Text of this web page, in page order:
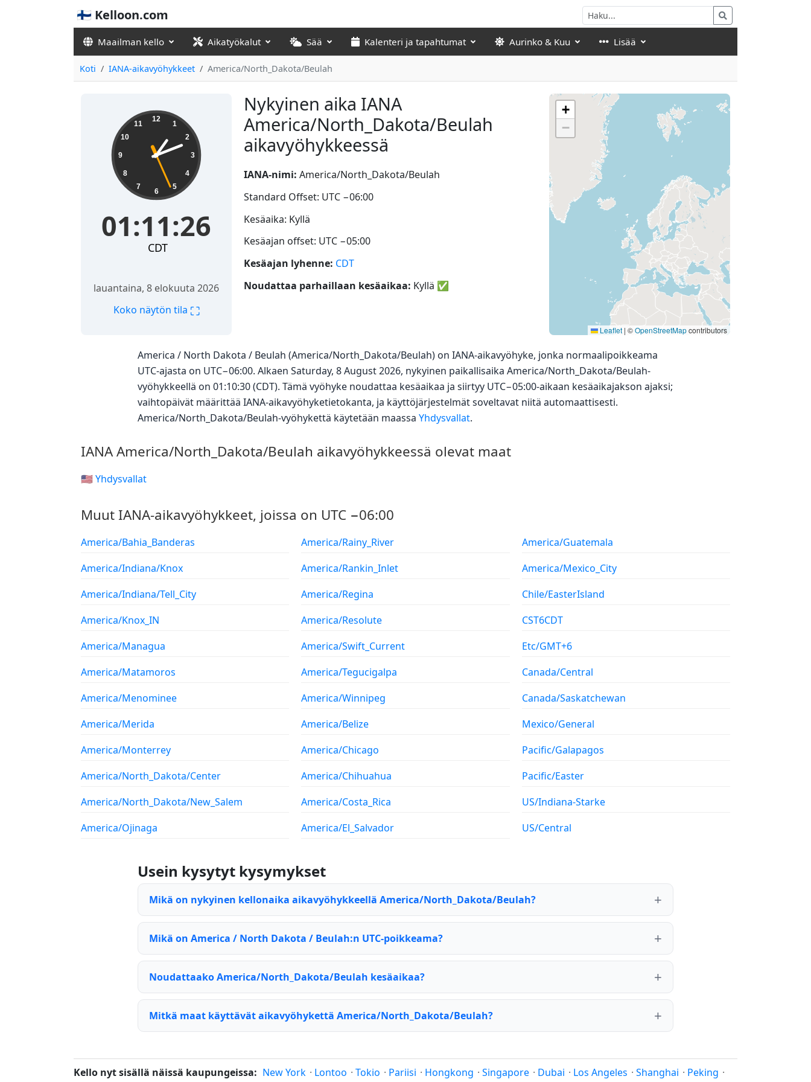
🇫🇮 Kelloon.com
Maailman kello Aikatyökalut Sää Kalenteri ja tapahtumat Aurinko & Kuu Lisää
Koti IANA-aikavyöhykkeet America/North_Dakota/Beulah
Nykyinen aika IANA
America/North_Dakota/Beulah
aikavyöhykkeessä
01:11:26 12
1
2
3
4
5
6
7
8
9
10
11
01:11:26
CDT
lauantaina, 8 elokuuta 2026
Koko näytön tila ⛶
IANA-nimi: America/North_Dakota/Beulah
Standard Offset: UTC −06:00
Kesäaika: Kyllä
Kesäajan offset: UTC −05:00
Kesäajan lyhenne: CDT
Noudattaa parhaillaan kesäaikaa: Kyllä ✅
+
−
Leaflet | ©OpenStreetMapcontributors
America / North Dakota / Beulah (America/North_Dakota/Beulah) on IANA-aikavyöhyke, jonka normaalipoikkeama
UTC-ajasta on UTC−06:00. Alkaen Saturday, 8 August 2026, nykyinen paikallisaika America/North_Dakota/Beulah-
vyöhykkeellä on 01:10:30 (CDT). Tämä vyöhyke noudattaa kesäaikaa ja siirtyy UTC−05:00-aikaan kesäaikajakson ajaksi;
vaihtopäivät määrittää IANA-aikavyöhyketietokanta, ja käyttöjärjestelmät soveltavat niitä automaattisesti.
America/North_Dakota/Beulah-vyöhykettä käytetään maassa Yhdysvallat.
IANA America/North_Dakota/Beulah aikavyöhykkeessä olevat maat
🇺🇸 Yhdysvallat
Muut IANA-aikavyöhykkeet, joissa on UTC −06:00
America/Bahia_Banderas
America/Indiana/Knox
America/Indiana/Tell_City
America/Knox_IN
America/Managua
America/Matamoros
America/Menominee
America/Merida
America/Monterrey
America/North_Dakota/Center
America/North_Dakota/New_Salem
America/Ojinaga
America/Rainy_River
America/Rankin_Inlet
America/Regina
America/Resolute
America/Swift_Current
America/Tegucigalpa
America/Winnipeg
America/Belize
America/Chicago
America/Chihuahua
America/Costa_Rica
America/El_Salvador
America/Guatemala
America/Mexico_City
Chile/EasterIsland
CST6CDT
Etc/GMT+6
Canada/Central
Canada/Saskatchewan
Mexico/General
Pacific/Galapagos
Pacific/Easter
US/Indiana-Starke
US/Central
Usein kysytyt kysymykset
Mikä on nykyinen kellonaika aikavyöhykkeellä America/North_Dakota/Beulah?
Mikä on America / North Dakota / Beulah:n UTC-poikkeama?
Noudattaako America/North_Dakota/Beulah kesäaikaa?
Mitkä maat käyttävät aikavyöhykettä America/North_Dakota/Beulah?
Kello nyt sisällä näissä kaupungeissa: New York · Lontoo · Tokio · Pariisi · Hongkong · Singapore · Dubai · Los Angeles · Shanghai · Peking ·